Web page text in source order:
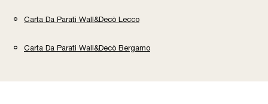
Carta Da Parati Wall&Decò Lecco
Carta Da Parati Wall&Decò Bergamo